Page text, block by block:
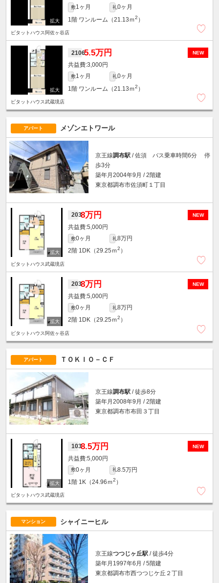
敷1ヶ月 礼0ヶ月
1階 ワンルーム（21.13ｍ2 ）
ピタットハウス阿佐ヶ谷店
NEW
21065.5万円
3,000円
敷1ヶ月 礼0ヶ月
1階 ワンルーム（21.13ｍ2 ）
ピタットハウス武蔵境店
アパート メゾンエトワール
京王線調布駅 / 佐須 バス乗車時間6分 停
歩3分
築年月2004年9月 / 2階建
東京都調布市佐須町１丁目
NEW
2038万円
5,000円
敷0ヶ月 礼8万円
2階 1DK（29.25ｍ2 ）
ピタットハウス武蔵境店
NEW
2038万円
5,000円
敷0ヶ月 礼8万円
2階 1DK（29.25ｍ2 ）
ピタットハウス阿佐ヶ谷店
アパート ＴＯＫＩＯ－ＣＦ
京王線調布駅 / 徒歩8分
築年月2008年9月 / 2階建
東京都調布市布田３丁目
NEW
1038.5万円
5,000円
敷0ヶ月 礼8.5万円
1階 1K（24.96ｍ2 ）
ピタットハウス武蔵境店
マンション シャイニーヒル
京王線つつじヶ丘駅 / 徒歩4分
築年月1997年6月 / 5階建
東京都調布市西つつじケ丘２丁目